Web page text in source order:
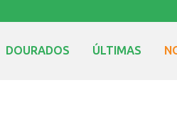
DOURADOS ÚLTIMAS